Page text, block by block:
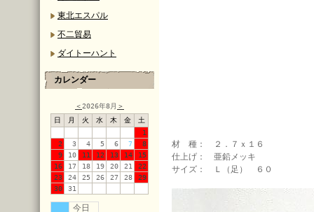
東北エスパル
不二貿易
ダイトーハント
カレンダー
＜2026年8月 ＞
日
月 火 水 木 金
土
1
2
3 4 5 6 7
8
9
10 11 12 13 14
15
16
17 18 19 20 21
22
23
24 25 26 27 28
29
30
31
今日
材 種： ２．７ｘ１６
仕上げ： 亜鉛メッキ
サイズ： Ｌ（足） ６０